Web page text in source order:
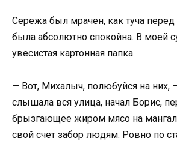
Сережа был мрачен, как туча перед
была абсолютно спокойна. В моей
увесистая картонная папка.
— Вот, Михалыч, полюбуйся на них,
слышала вся улица, начал Борис,
брызгающее жиром мясо на
свой счет забор людям. Ровно по